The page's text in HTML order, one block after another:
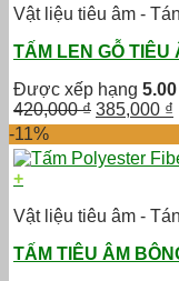
Vật liệu tiêu âm -
TẤM LEN GỖ TIÊU
Được xếp hạng 5.00
420,000₫ Giá
gốc
là:
420,000 ₫.
385,000 ₫
-11%
+
Vật liệu tiêu âm -
TẤM TIÊU ÂM